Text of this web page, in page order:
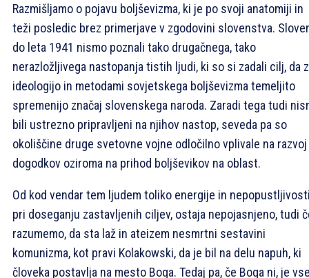
Razmišljamo o pojavu boljševizma, ki je po svoji anatomiji in
teži posledic brez primerjave v zgodovini slovenstva.
do leta 1941 nismo poznali tako drugačnega, tako
nerazložljivega nastopanja tistih ljudi, ki so si zadali cilj, da z
ideologijo in metodami sovjetskega boljševizma temeljito
spremenijo značaj slovenskega naroda. Zaradi tega tudi
bili ustrezno pripravljeni na njihov nastop, seveda pa so
okoliščine druge svetovne vojne odločilno vplivale na razvoj
dogodkov oziroma na prihod boljševikov na oblast.
Od kod vendar tem ljudem toliko energije in
pri doseganju zastavljenih ciljev, ostaja nepojasnjeno, tudi
razumemo, da sta laž in ateizem nesmrtni sestavini
komunizma, kot pravi Kolakowski, da je bil na delu napuh, ki
človeka postavlja na mesto Boga. Tedaj pa, če Boga ni, je